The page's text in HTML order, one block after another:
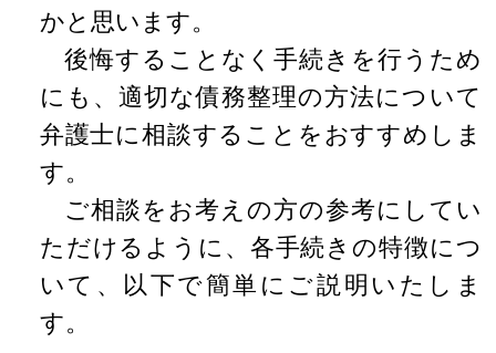
かと思います。
後悔することなく手続きを行うため
にも、適切な債務整理の方法について
弁護士に相談することをおすすめしま
す。
ご相談をお考えの方の参考にしてい
ただけるように、各手続きの特徴につ
いて、以下で簡単にご説明いたしま
す。